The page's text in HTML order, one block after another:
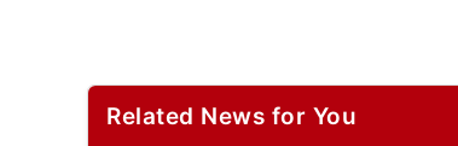
Related News for You